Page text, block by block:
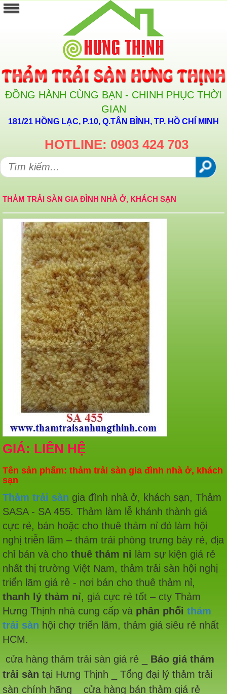
ĐỒNG HÀNH CÙNG BẠN - CHINH PHỤC THỜI
GIAN
181/21 HỒNG LẠC, P.10, Q.TÂN BÌNH, TP. HỒ CHÍ MINH
HOTLINE: 0903 424 703
THẢM TRẢI SÀN GIA ĐÌNH NHÀ Ở, KHÁCH SẠN
GIÁ: LIÊN HỆ
Tên sản phẩm: thảm trải sàn gia đình nhà ở, khách
sạn
Thảm trải sàn gia đình nhà ở, khách sạn, Thảm
SASA - SA 455. Thảm làm lễ khánh thành giá
cực rẻ, bán hoặc cho thuê thảm nỉ đỏ làm hội
nghị triễn lãm – thảm trải phòng trưng bày rẻ, địa
chỉ bán và cho thuê thảm nỉ làm sự kiện giá rẻ
nhất thị trường Việt Nam, thảm trải sàn hội nghị
triển lãm giá rẻ - nơi bán cho thuê thảm nỉ,
thanh lý thảm nỉ, giá cực rẻ tốt – cty Thảm
Hưng Thịnh nhà cung cấp và phân phối thảm
trải sàn hội chợ triển lãm, thảm giá siêu rẻ nhất
HCM.
cửa hàng thảm trải sàn giá rẻ _ Báo giá thảm
trải sàn tại Hưng Thịnh _ Tổng đại lý thảm trải
sàn chính hãng _ cửa hàng bán thảm giá rẻ